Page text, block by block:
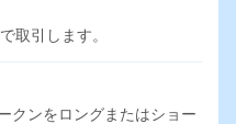
取引します。
クンをロングまたはショー